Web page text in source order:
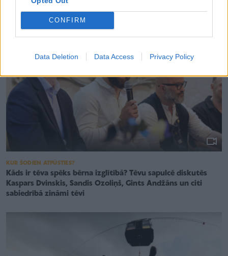
CONFIRM
Data Deletion Data Access Privacy Policy
KUR ŠODIEN ATPŪSTIES?
Kāds ir tēva spēks bērna izglītībā? Tēvu sapulcē diskutēs
Kaspars Dvinskis, Sandis Ozoliņš, Gints Andžāns un citi
sabiedrībā zināmi tēvi